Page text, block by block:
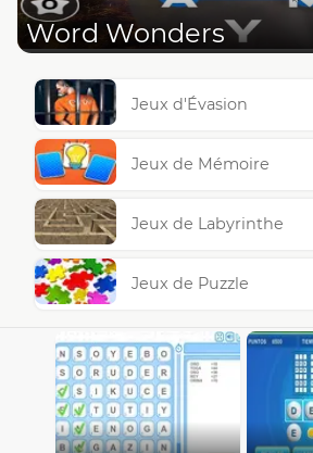
Word Wonders
Jeux d'Évasion
Jeux de Mémoire
Jeux de Labyrinthe
Jeux de Puzzle